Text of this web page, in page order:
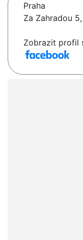
Praha
Za Zahradou
Zobrazit profil